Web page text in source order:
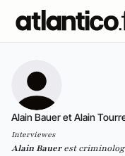
Alain Bauer et Alain
Interviewes
Alain Bauerest